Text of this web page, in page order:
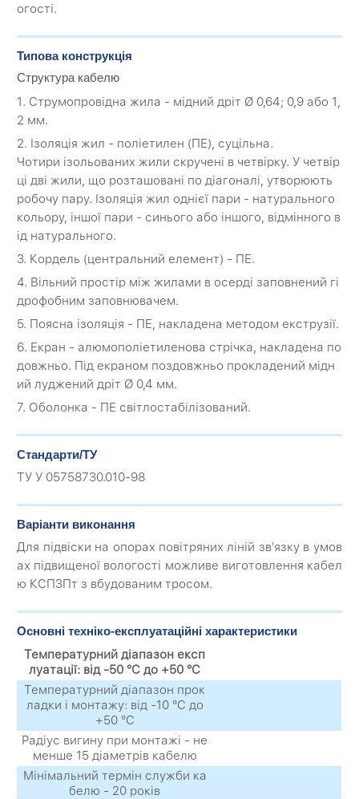
огості.
Типова конструкція
Структура кабелю
1. Струмопровідна жила - мідний дріт Ø 0,64; 0,9 або 1,
2 мм.
2. Ізоляція жил - поліетилен (ПЕ), суцільна.
Чотири ізольованих жили скручені в четвірку. У четвір
ці дві жили, що розташовані по діагоналі, утворюють
робочу пару. Ізоляція жил однієї пари - натурального
кольору, іншої пари - синього або іншого, відмінного в
ід натурального.
3. Кордель (центральний елемент) - ПЕ.
4. Вільний простір між жилами в осерді заповнений гі
дрофобним заповнювачем.
5. Поясна ізоляція - ПЕ, накладена методом екструзії.
6. Екран - алюмополіетиленова стрічка, накладена по
довжньо. Під екраном поздовжньо прокладений мідн
ий луджений дріт Ø 0,4 мм.
7. Оболонка - ПЕ світлостабілізований.
Стандарти/ТУ
ТУ У 05758730.010-98
Варіанти виконання
Для підвіски на опорах повітряних ліній зв'язку в умов
ах підвищеної вологості можливе виготовлення кабел
ю КСПЗПт з вбудованим тросом.
Основні техніко-експлуатаційні характеристики
Температурний діапазон експ
луатації: від -50 °C до +50 °C
Температурний діапазон прок
ладки і монтажу: від -10 °C до
+50 °C
Радіус вигину при монтажі - не
менше 15 діаметрів кабелю
Мінімальний термін служби ка
белю - 20 років